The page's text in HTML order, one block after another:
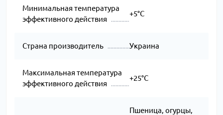
Минимальная температура
эффективного действия
+5°C
Страна производитель Украина
Максимальная температура
эффективного действия
+25°C
Пшеница, огурцы,